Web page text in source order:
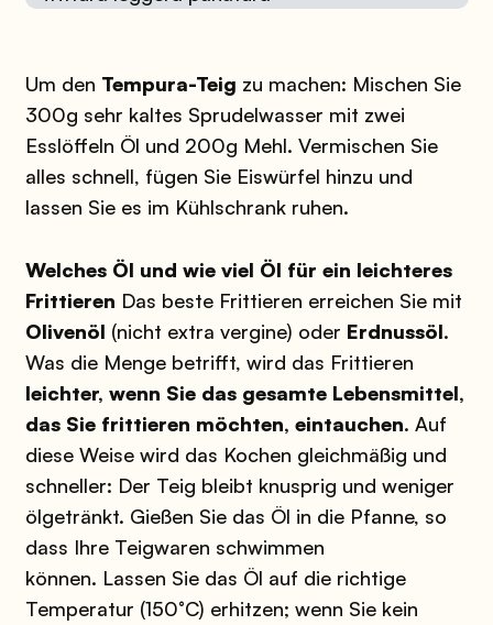
Um den Tempura-Teig zu machen: Mischen Sie
300g sehr kaltes Sprudelwasser mit zwei
Esslöffeln Öl und 200g Mehl. Vermischen Sie
alles schnell, fügen Sie Eiswürfel hinzu und
lassen Sie es im Kühlschrank ruhen.
Welches Öl und wie viel Öl für ein leichteres
Frittieren Das beste Frittieren erreichen Sie mit
Olivenöl (nicht extra vergine) oder Erdnussöl.
Was die Menge betrifft, wird das Frittieren
leichter, wenn Sie das gesamte Lebensmittel,
das Sie frittieren möchten, eintauchen. Auf
diese Weise wird das Kochen gleichmäßig und
schneller: Der Teig bleibt knusprig und weniger
ölgetränkt. Gießen Sie das Öl in die Pfanne, so
dass Ihre Teigwaren schwimmen
können. Lassen Sie das Öl auf die richtige
Temperatur (150°C) erhitzen; wenn Sie kein